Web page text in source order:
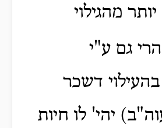
מהגילוי
גם ע"י
דשכר
יהי' לו חיות